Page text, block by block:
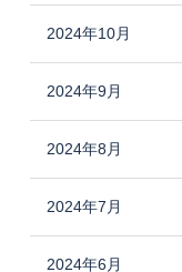
2024年10月
2024年9月
2024年8月
2024年7月
2024年6月